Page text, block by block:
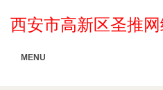
西安市高新区圣推
MENU